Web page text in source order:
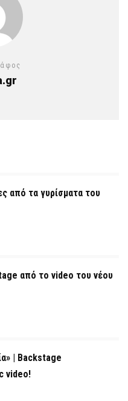
από τα γυρίσματα του
από το video του νέου
| Backstage
video!